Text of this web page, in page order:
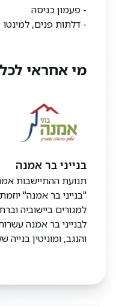
- פעמון כניסה
- דלתות פנים, למינטו
- שיש קיסר 2 כיורים
- שיש קיסר 2 כיורים
- הכנה למדיח כלים
- חשמל דירתי 3*25
- שעון שבת
- הכנה למזגן מיני
אלומיניום וחלונות
- חלונות אלומיניום
אמבטיות ושירותים
מי אחראי
בנייני בר אמנה
תנועת ההתיישבות
"בנייני בר אמנה"
למגורים ביישוביה
לבנייני בר אמנה
והנגב, ומוניטין בנייה